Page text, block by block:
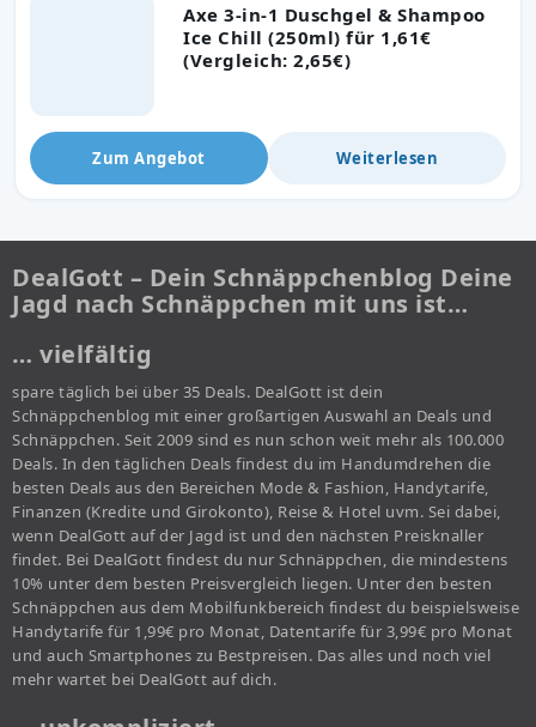
Axe 3-in-1 Duschgel & Shampoo
Ice Chill (250ml) für 1,61€
(Vergleich: 2,65€)
Zum Angebot Weiterlesen
DealGott – Dein Schnäppchenblog Deine
Jagd nach Schnäppchen mit uns ist…
… vielfältig
spare täglich bei über 35 Deals. DealGott ist dein
Schnäppchenblog mit einer großartigen Auswahl an Deals und
Schnäppchen. Seit 2009 sind es nun schon weit mehr als 100.000
Deals. In den täglichen Deals findest du im Handumdrehen die
besten Deals aus den Bereichen Mode & Fashion, Handytarife,
Finanzen (Kredite und Girokonto), Reise & Hotel uvm. Sei dabei,
wenn DealGott auf der Jagd ist und den nächsten Preisknaller
findet. Bei DealGott findest du nur Schnäppchen, die mindestens
10% unter dem besten Preisvergleich liegen. Unter den besten
Schnäppchen aus dem Mobilfunkbereich findest du beispielsweise
Handytarife für 1,99€ pro Monat, Datentarife für 3,99€ pro Monat
und auch Smartphones zu Bestpreisen. Das alles und noch viel
mehr wartet bei DealGott auf dich.